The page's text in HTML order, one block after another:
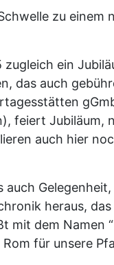
zu einem
zugleich ein
das auch
feiert Jubiläum,
auch hier
auch
heraus,
mit dem Namen
für unsere